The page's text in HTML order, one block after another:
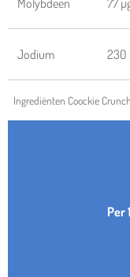
Jodium 230
Ingrediënten Coockie Crunch
Per